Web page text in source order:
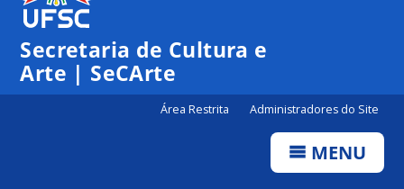
Secretaria de Cultura e
Arte | SeCArte
Área Restrita Administradores do Site
MENU
1:00